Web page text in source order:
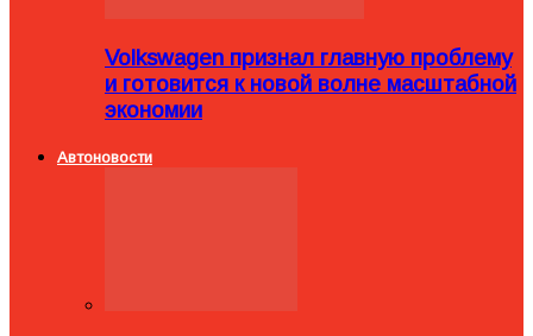
Volkswagen признал главную проблему
и готовится к новой волне масштабной
экономии
Автоновости